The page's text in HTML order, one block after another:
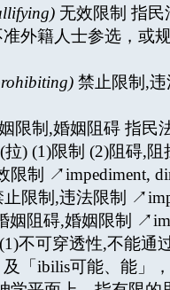
无效限制 指民
外籍人士参选，或
禁止限制,违
限制,婚姻阻碍 指民
拉) (1)限制 (2)阻碍,
限制 ↗impediment,
止限制,违法限制
姻阻碍,婚姻限制
不可穿透性,不能通
及「ibilis可能、能」